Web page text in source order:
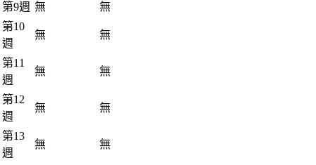
第9週 無
無
第10
週
無 無
第11
週
無 無
第12
週
無 無
第13
週
無 無